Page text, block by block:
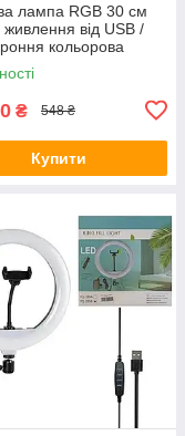
лампа RGB 30 см
від USB /
кольорова
з тримачем для
₴ 548 ₴
Купити